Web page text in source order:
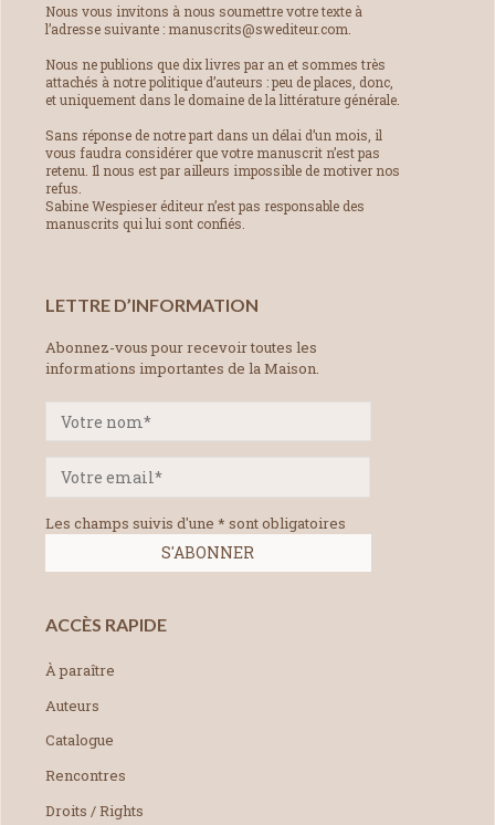
Nous vous invitons à nous soumettre votre texte à
l’adresse suivante : manuscrits@swediteur.com.
Nous ne publions que dix livres par an et sommes très
attachés à notre politique d’auteurs : peu de places, donc,
et uniquement dans le domaine de la littérature générale.
Sans réponse de notre part dans un délai d’un mois, il
vous faudra considérer que votre manuscrit n’est pas
retenu. Il nous est par ailleurs impossible de motiver nos
refus.
Sabine Wespieser éditeur n’est pas responsable des
manuscrits qui lui sont confiés.
LETTRE D’INFORMATION
Abonnez-vous pour recevoir toutes les
informations importantes de la Maison.
Les champs suivis d'une * sont obligatoires
ACCÈS RAPIDE
À paraître
Auteurs
Catalogue
Rencontres
Droits / Rights